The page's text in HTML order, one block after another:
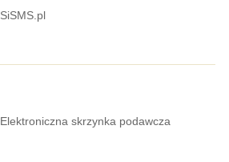
SiSMS.pl
Elektroniczna skrzynka podawcza